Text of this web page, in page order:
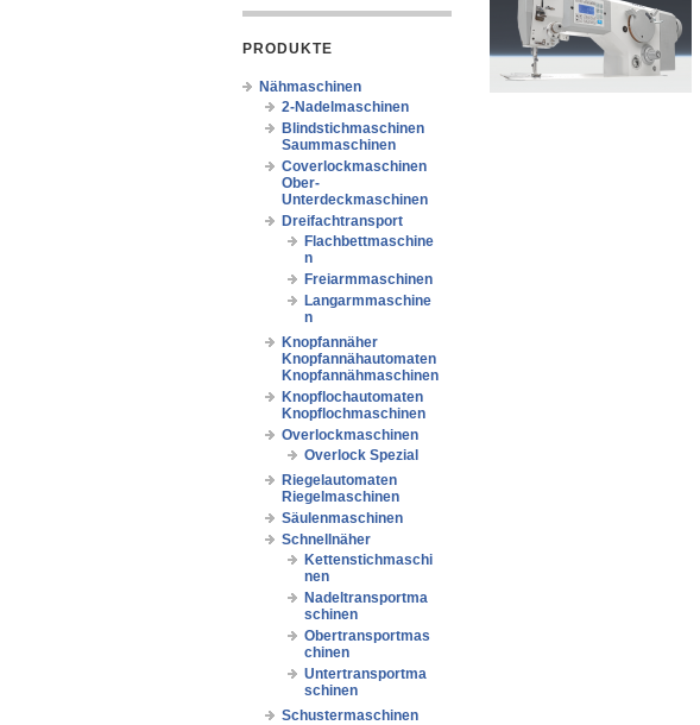
PRODUKTE
Nähmaschinen
2-Nadelmaschinen
Blindstichmaschinen
Saummaschinen
Coverlockmaschinen
Ober-
Unterdeckmaschinen
Dreifachtransport
Flachbettmaschine
n
Freiarmmaschinen
Langarmmaschine
n
Knopfannäher
Knopfannähautomaten
Knopfannähmaschinen
Knopflochautomaten
Knopflochmaschinen
Overlockmaschinen
Overlock Spezial
Riegelautomaten
Riegelmaschinen
Säulenmaschinen
Schnellnäher
Kettenstichmaschi
nen
Nadeltransportma
schinen
Obertransportmas
chinen
Untertransportma
schinen
Schustermaschinen